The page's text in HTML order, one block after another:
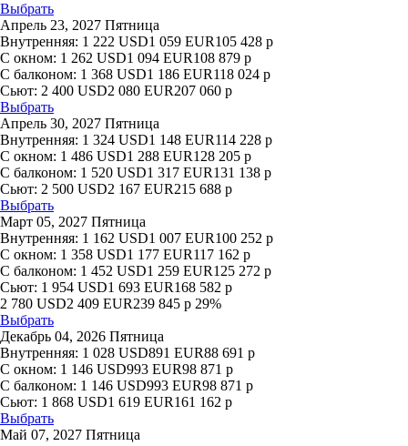
Выбрать
Апрель 23, 2027 Пятница
Внутренняя: 1 222 USD1 059 EUR105 428 р
С окном: 1 262 USD1 094 EUR108 879 р
С балконом: 1 368 USD1 186 EUR118 024 р
Сьют: 2 400 USD2 080 EUR207 060 р
Выбрать
Апрель 30, 2027 Пятница
Внутренняя: 1 324 USD1 148 EUR114 228 р
С окном: 1 486 USD1 288 EUR128 205 р
С балконом: 1 520 USD1 317 EUR131 138 р
Сьют: 2 500 USD2 167 EUR215 688 р
Выбрать
Март 05, 2027 Пятница
Внутренняя: 1 162 USD1 007 EUR100 252 р
С окном: 1 358 USD1 177 EUR117 162 р
С балконом: 1 452 USD1 259 EUR125 272 р
Сьют: 1 954 USD1 693 EUR168 582 р
2 780 USD2 409 EUR239 845 р 29%
Выбрать
Декабрь 04, 2026 Пятница
Внутренняя: 1 028 USD891 EUR88 691 р
С окном: 1 146 USD993 EUR98 871 р
С балконом: 1 146 USD993 EUR98 871 р
Сьют: 1 868 USD1 619 EUR161 162 р
Выбрать
Май 07, 2027 Пятница